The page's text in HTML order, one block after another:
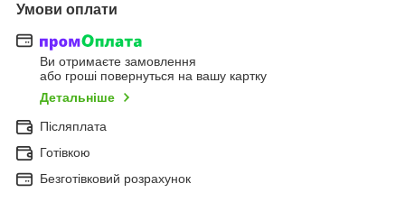
Умови оплати
Ви отримаєте замовлення
або гроші повернуться на вашу картку
Детальніше
Післяплата
Готівкою
Безготівковий розрахунок